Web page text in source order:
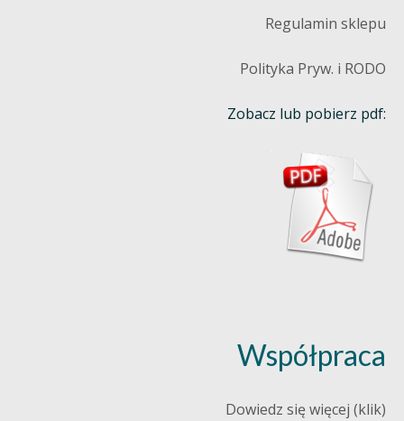
Regulamin sklepu
Polityka Pryw. i RODO
Zobacz lub pobierz pdf:
Współpraca
Dowiedz się więcej (klik)